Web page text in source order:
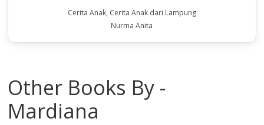
Cerita Anak, Cerita Anak dari Lampung
Nurma Anita
Other Books By -
Mardiana